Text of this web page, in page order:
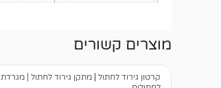
מוצרים קשורים
קרטון גירוד לחתול
מתקן גירוד לחתול | מגרדת